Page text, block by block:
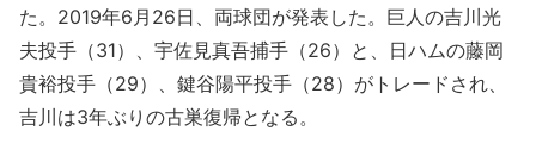
た。2019年6月26日、両球団が発表した。巨人の吉川光
夫投手（31）、宇佐見真吾捕手（26）と、日ハムの藤岡
貴裕投手（29）、鍵谷陽平投手（28）がトレードされ、
吉川は3年ぶりの古巣復帰となる。